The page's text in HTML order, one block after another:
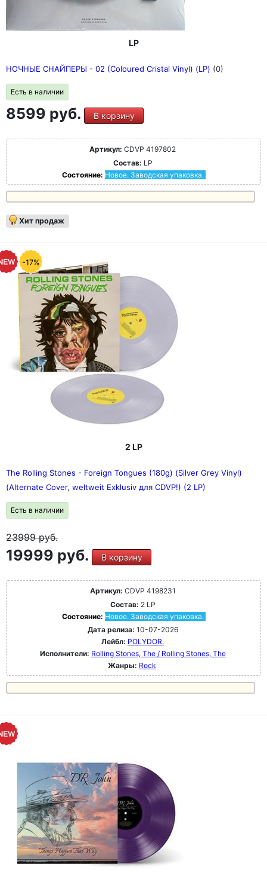
двухсторонним постером.
LP
НОЧНЫЕ СНАЙПЕРЫ - 02 (Coloured Cristal Vinyl) (LP) (0)
Есть в наличии
8599 руб. В корзину
Артикул: CDVP 4197802
Состав: LP
Состояние: Новое. Заводская упаковка.
Хит продаж
-17%
2 LP
The Rolling Stones - Foreign Tongues (180g) (Silver Grey Vinyl)
(Alternate Cover, weltweit Exklusiv для CDVP!) (2 LP)
Есть в наличии
23999руб.
19999 руб. В корзину
Артикул: CDVP 4198231
Состав: 2 LP
Состояние: Новое. Заводская упаковка.
Дата релиза: 10-07-2026
Лейбл: POLYDOR.
Исполнители: Rolling Stones, The / Rolling Stones, The
Жанры: Rock